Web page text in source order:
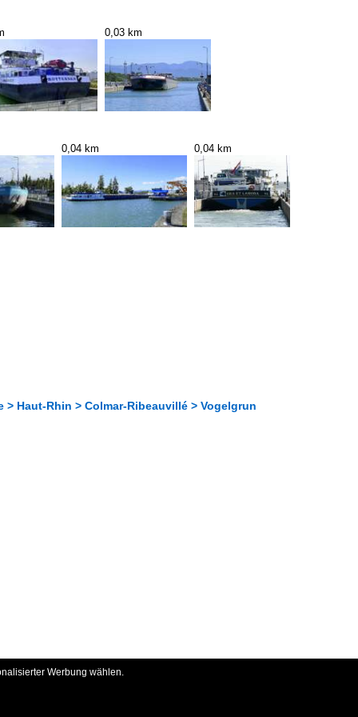
0,03 km
0,04 km 0,04 km
Haut-Rhin > Colmar-Ribeauvillé > Vogelgrun
Werbung wählen.